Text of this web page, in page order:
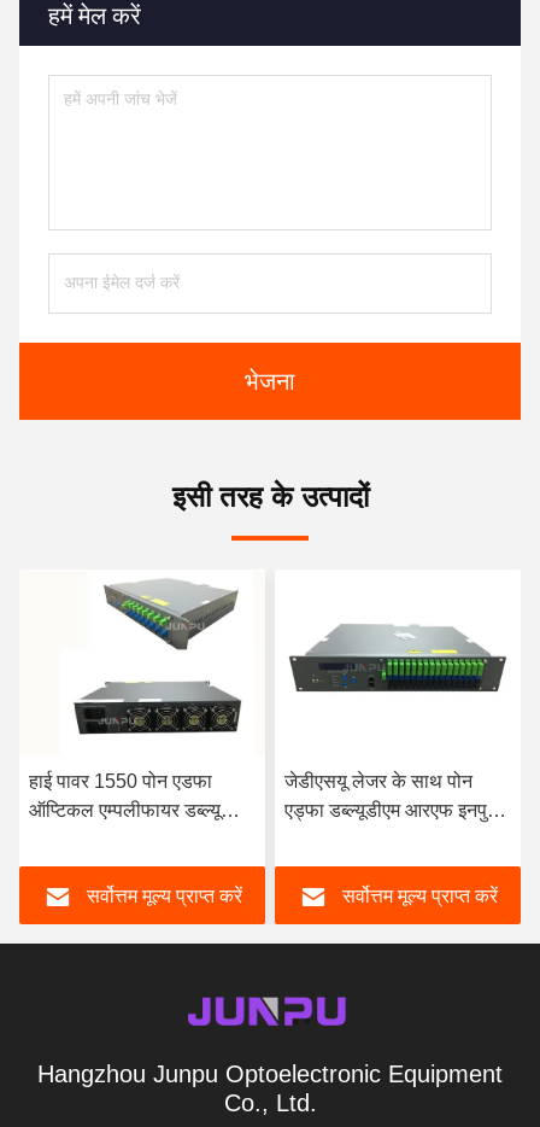
हमें मेल करें
भेजना
इसी तरह के उत्पादों
1550 पोन एडफा
डब्ल्यूडीएम
1550 एडफा
मूल्य प्राप्त करें
जेडीएसयू लेजर के साथ पोन
एड्फा डब्ल्यूडीएम आरएफ इनपुट
एम्पलीफायर
सर्वोत्तम मूल्य प्राप्त करें
एफटीटीएच
Hangzhou Junpu Optoelectronic Equipment
Co., Ltd.